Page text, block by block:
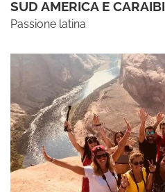
SUD AMERICA E CARAIBI
Passione latina